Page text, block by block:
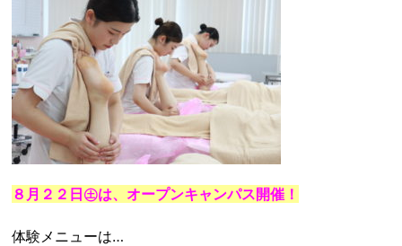
８月２２日㊏は、オープンキャンパス開催！
体験メニューは…